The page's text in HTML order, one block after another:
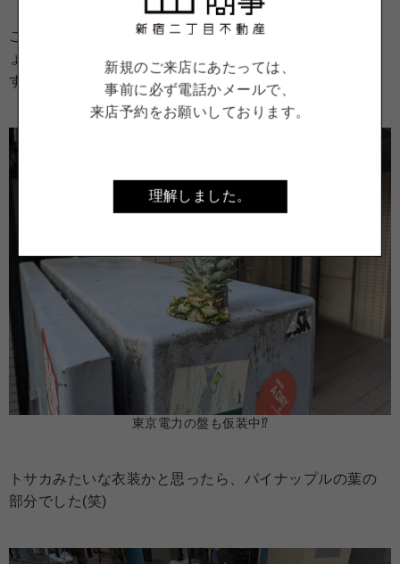
ごみ置場はポイ捨てをしていいと勘違いしているのでし
ょうか？一応、捨てるときはきちんと整列させるようで
す。
東京電力の盤も仮装中⁉
トサカみたいな衣装かと思ったら、パイナップルの葉の
部分でした(笑)
新規のご来店にあたっては、
事前に必ず電話かメールで、
来店予約をお願いしております。
理解しました。